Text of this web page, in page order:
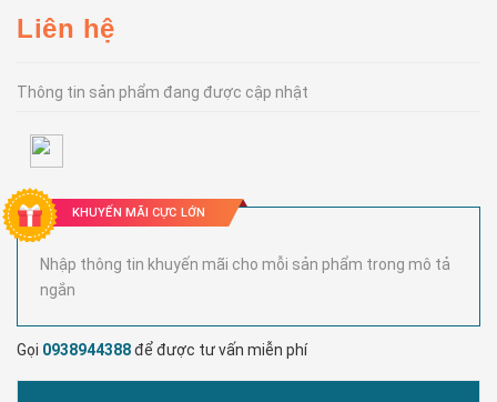
Liên hệ
Thông tin sản phẩm đang được cập nhật
KHUYẾN MÃI CỰC LỚN
Nhập thông tin khuyến mãi cho mỗi sản phẩm trong mô tả
ngắn
Gọi 0938944388để được tư vấn miễn phí